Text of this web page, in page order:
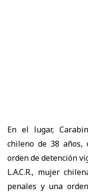
En el lugar,
chileno de 38 años,
orden de detención
L.A.C.R., mujer
penales y una